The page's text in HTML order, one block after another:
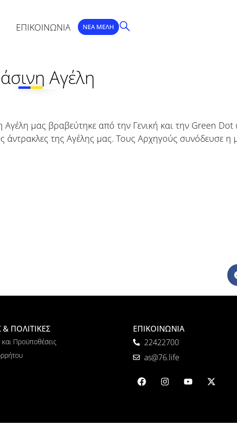
ΕΠΙΚΟΙΝΩΝΙΑ ΝΕΑ ΜΕΛΗ
Αγέλη
μας βραβεύτηκε από την Γενική και την Green
της Αγέλης μας. Τους Αρχηγούς συνόδευσε η
ΠΟΛΙΤΙΚΕΣ
Προϋποθέσεις
ΕΠΙΚΟΙΝΩΝΙΑ
22422700
as@76.life